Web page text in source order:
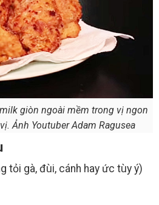
giòn ngoài mềm trong vị ngon
Ảnh Youtuber Adam Ragusea
tỏi gà, đùi, cánh hay ức tùy ý)